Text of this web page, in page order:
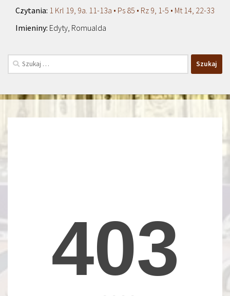
1 Krl 19, 9a. 11-13a • Ps 85 • Rz 9, 1-5 • Mt 14, 22-33
Edyty, Romualda
Szukaj: